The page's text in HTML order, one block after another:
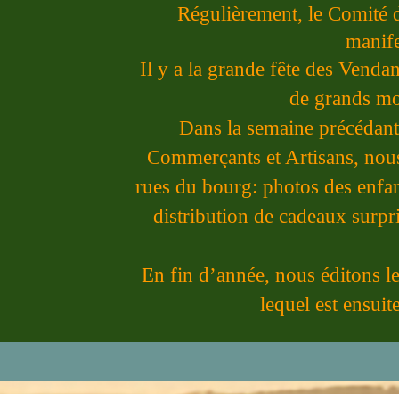
Régulièrement, le Comité
Il y a la grande fête des
de grands
Dans la semaine
Commerçants et Artisans,
rues du bourg: photos des
distribution de cadeaux
En fin d’année, nous éditons
lequel est